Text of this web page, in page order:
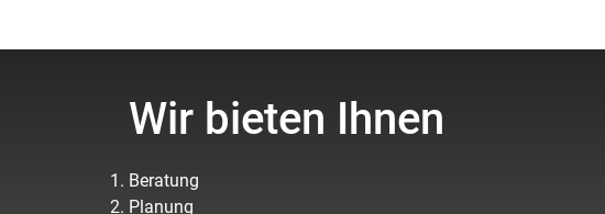
Wir bieten Ihnen
Beratung
Planung